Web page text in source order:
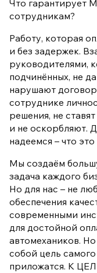
Что гарантирует
сотрудникам?
Работу, которая
и без задержек.
руководителями,
подчинённых, не
нарушают
сотруднике
решения, не
и не оскорбляют.
надеемся – что это
Мы создаём
задача каждого
Но для нас – не
обеспечения
современными
для достойной
автомехаников.
собой цель
приложатся. К